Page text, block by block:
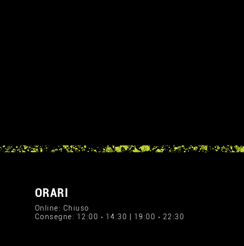
ORARI
Online: Chiuso
Consegne: 12:00 › 14:30 | 19:00 › 22:30